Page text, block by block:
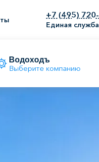
+7 (495)
Единая
Выберите компанию